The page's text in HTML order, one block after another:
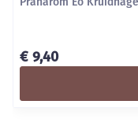
€ 9,40